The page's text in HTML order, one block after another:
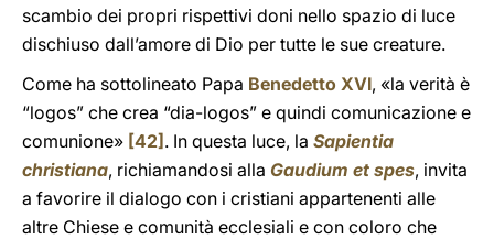
scambio dei propri rispettivi doni nello spazio di luce
dischiuso dall’amore di Dio per tutte le sue creature.
Come ha sottolineato Papa Benedetto XVI, «la verità è
“logos” che crea “dia-logos” e quindi comunicazione e
comunione» [42] . In questa luce, la Sapientia
christiana, richiamandosi alla Gaudium et spes, invita
a favorire il dialogo con i cristiani appartenenti alle
altre Chiese e comunità ecclesiali e con coloro che